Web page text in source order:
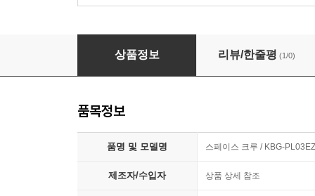
[예스24배송] 스페이스 크루 / 보드게임[10세이
상품정보 리뷰/한줄평 (1/0)
품목정보
품명 및 모델명 스페이스 크루 / KBG-
제조자/수입자 상품 상세 참조